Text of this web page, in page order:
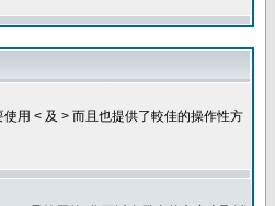
用 < 及 > 而且也提供了較佳的操作性方